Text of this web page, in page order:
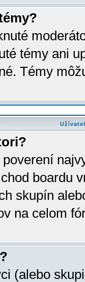
témy ani
Témy
boardu
skupín
na celom
(alebo